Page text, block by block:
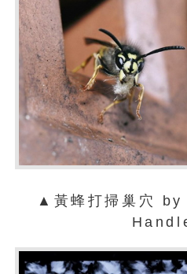
▲黃蜂打掃巢穴